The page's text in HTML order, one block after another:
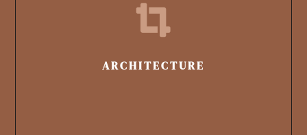

ARCHITECTURE